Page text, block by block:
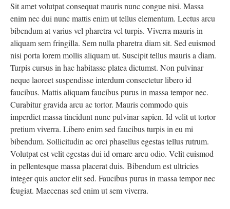
Sit amet volutpat consequat mauris nunc congue nisi. Massa
enim nec dui nunc mattis enim ut tellus elementum. Lectus arcu
bibendum at varius vel pharetra vel turpis. Viverra mauris in
aliquam sem fringilla. Sem nulla pharetra diam sit. Sed euismod
nisi porta lorem mollis aliquam ut. Suscipit tellus mauris a diam.
Turpis cursus in hac habitasse platea dictumst. Non pulvinar
neque laoreet suspendisse interdum consectetur libero id
faucibus. Mattis aliquam faucibus purus in massa tempor nec.
Curabitur gravida arcu ac tortor. Mauris commodo quis
imperdiet massa tincidunt nunc pulvinar sapien. Id velit ut tortor
pretium viverra. Libero enim sed faucibus turpis in eu mi
bibendum. Sollicitudin ac orci phasellus egestas tellus rutrum.
Volutpat est velit egestas dui id ornare arcu odio. Velit euismod
in pellentesque massa placerat duis. Bibendum est ultricies
integer quis auctor elit sed. Faucibus purus in massa tempor nec
feugiat. Maecenas sed enim ut sem viverra.